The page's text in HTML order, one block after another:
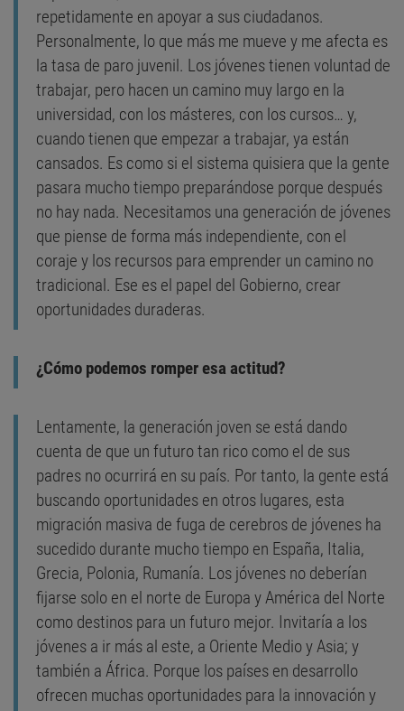
repetidamente en apoyar a sus ciudadanos.
Personalmente, lo que más me mueve y me afecta es
la tasa de paro juvenil. Los jóvenes tienen voluntad de
trabajar, pero hacen un camino muy largo en la
universidad, con los másteres, con los cursos… y,
cuando tienen que empezar a trabajar, ya están
cansados. Es como si el sistema quisiera que la gente
pasara mucho tiempo preparándose porque después
no hay nada. Necesitamos una generación de jóvenes
que piense de forma más independiente, con el
coraje y los recursos para emprender un camino no
tradicional. Ese es el papel del Gobierno, crear
oportunidades duraderas.
¿Cómo podemos romper esa actitud?
Lentamente, la generación joven se está dando
cuenta de que un futuro tan rico como el de sus
padres no ocurrirá en su país. Por tanto, la gente está
buscando oportunidades en otros lugares, esta
migración masiva de fuga de cerebros de jóvenes ha
sucedido durante mucho tiempo en España, Italia,
Grecia, Polonia, Rumanía. Los jóvenes no deberían
fijarse solo en el norte de Europa y América del Norte
como destinos para un futuro mejor. Invitaría a los
jóvenes a ir más al este, a Oriente Medio y Asia; y
también a África. Porque los países en desarrollo
ofrecen muchas oportunidades para la innovación y